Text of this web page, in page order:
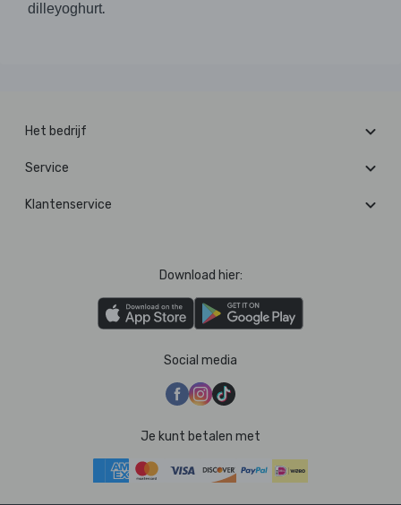
dilleyoghurt.
Het bedrijf
Service
Klantenservice
Download hier:
Social media
Je kunt betalen met